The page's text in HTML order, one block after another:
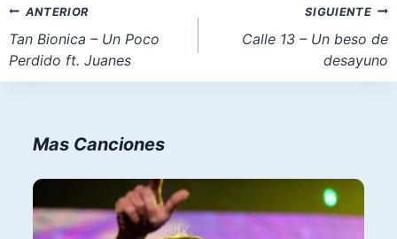
entrada:
Navegación
de
entradas
ANTERIOR
Tan Bionica – Un Poco
Perdido ft. Juanes
SIGUIENTE
Calle 13 – Un beso de
desayuno
Mas Canciones